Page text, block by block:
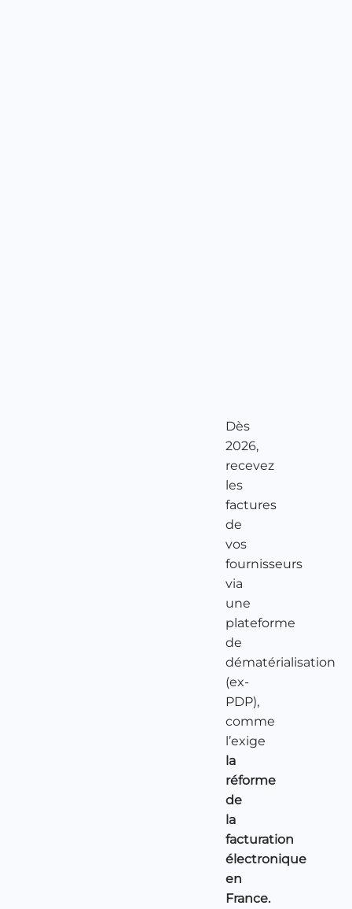
Dès
2026,
recevez
les
factures
de
vos
fournisseurs
via
une
plateforme
de
dématérialisation
(ex-
PDP),
comme
l’exige
la
réforme
de
la
facturation
électronique
en
France.